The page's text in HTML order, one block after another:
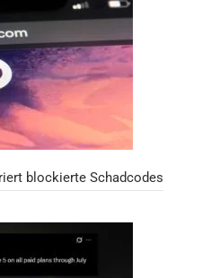
blockierte Schadcodes